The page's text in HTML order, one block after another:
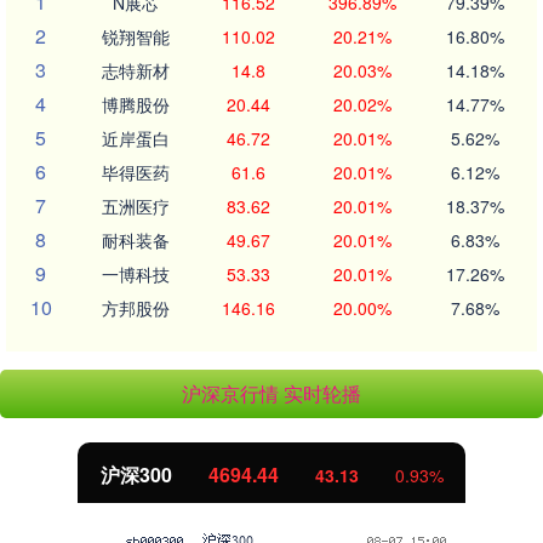
2 锐翔智能 110.02 20.21% 16.80%
3 志特新材 14.8 20.03% 14.18%
4 博腾股份 20.44 20.02% 14.77%
5 近岸蛋白 46.72 20.01% 5.62%
6 毕得医药 61.6 20.01% 6.12%
7 五洲医疗 83.62 20.01% 18.37%
8 耐科装备 49.67 20.01% 6.83%
9 一博科技 53.33 20.01% 17.26%
10 方邦股份 146.16 20.00% 7.68%
沪深京行情 实时轮播
沪深300 4694.44 43.13 0.93%